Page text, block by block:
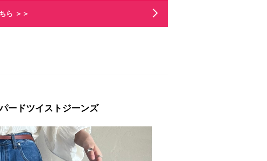
ら ＞＞
ードツイストジーンズ